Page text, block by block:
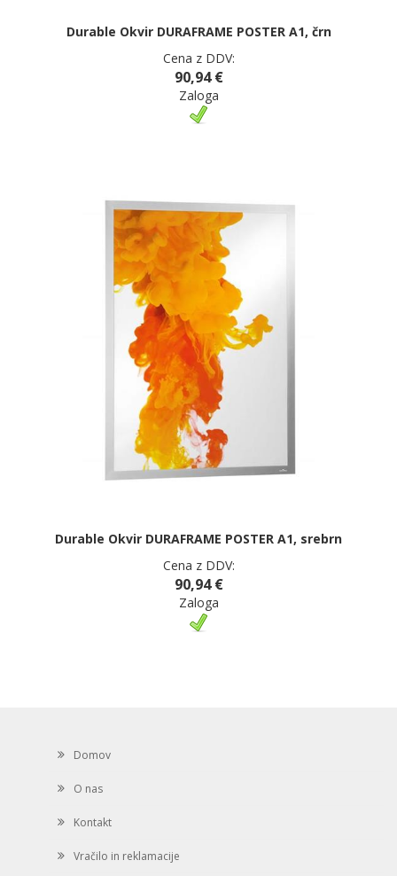
Durable Okvir DURAFRAME POSTER A1, črn
Cena z DDV:
90,94 €
Zaloga
Durable Okvir DURAFRAME POSTER A1, srebrn
Cena z DDV:
90,94 €
Zaloga
Domov
O nas
Kontakt
Vračilo in reklamacije